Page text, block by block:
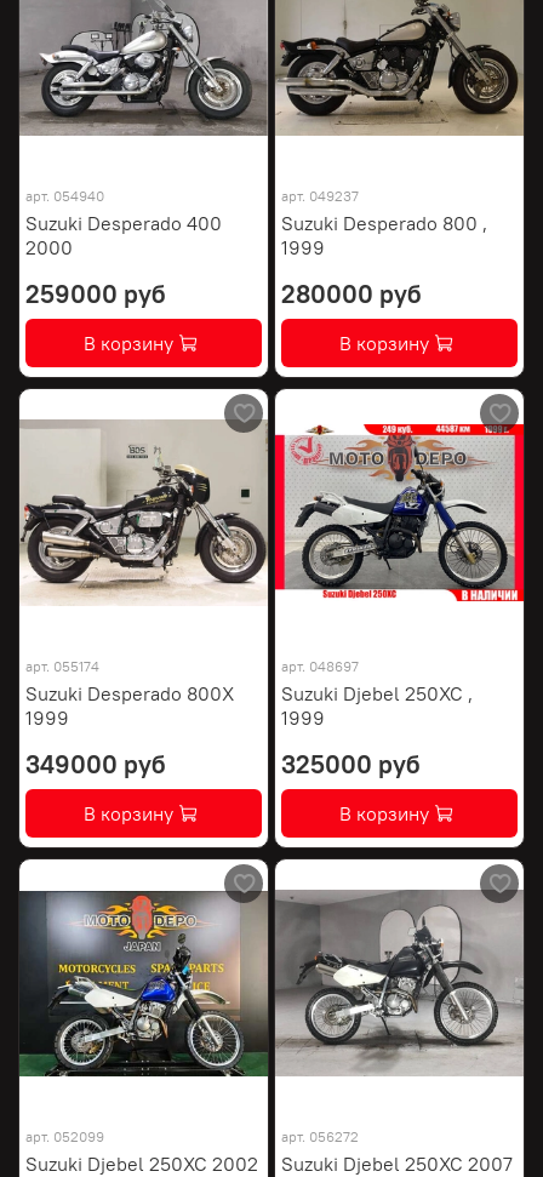
арт. 054940
Suzuki Desperado 400
2000
259000 руб
В корзину
арт. 049237
Suzuki Desperado 800 ,
1999
280000 руб
В корзину
арт. 055174
Suzuki Desperado 800X
1999
349000 руб
В корзину
арт. 048697
Suzuki Djebel 250XC ,
1999
325000 руб
В корзину
арт. 052099
Suzuki Djebel 250XC 2002
арт. 056272
Suzuki Djebel 250XC 2007